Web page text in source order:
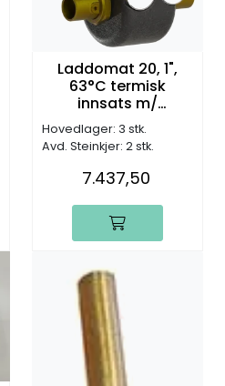
Laddomat 20, 1",
63°C termisk
innsats m/
sirk.pumpe (inntil 60
kW)
Hovedlager: 3 stk.
Avd. Steinkjer: 2 stk.
7.437,50